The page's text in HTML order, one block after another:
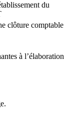
du
clôture comptable
à l’élaboration